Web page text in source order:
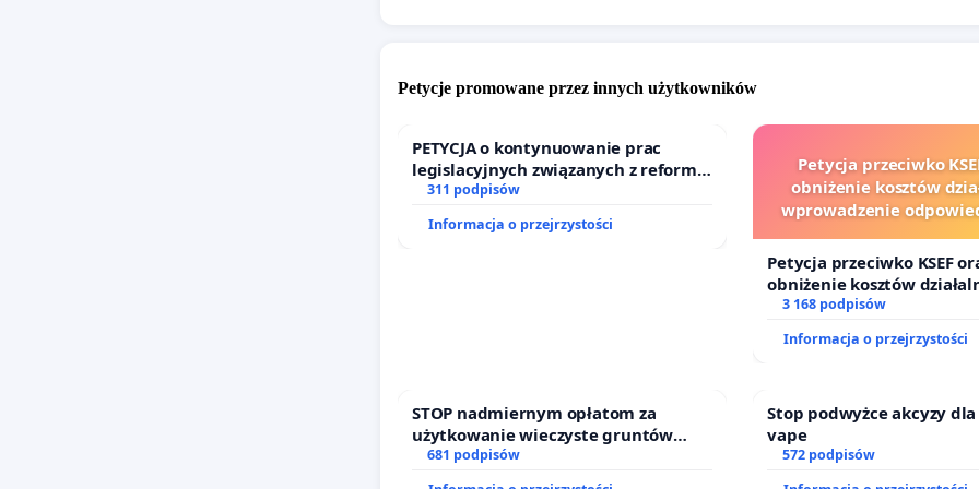
, temat jest Panu znany od samego
początku istnienia Zarządu Zieleni Miejskiej. Znany jest on również
, gdyż inicjatywa „Lasy
latach postulaty odnośnie zalesień w północnej części
Mistrzejowic. Od 2014 roku kiedy powstała inicjatywa „Lasy dla
Krakowa”, popierana przez 5,2 tysiące krakowian (tyle osób
Petycje promowane przez innych użytkowników
PETYCJA o kontynuowanie prac
legislacyjnych związanych z reformą
prawa rodzinnego
311 podpisów
Informacja o przejrzystości
Petycja przeciwko
obniżenie kosztów
wprowadzenie
i sędziów
Petycja przeciwko KSEF
obniżenie kosztów
wprowadzenie
sędziów
3 168 podpisów
Informacja o przejrzystości
STOP nadmiernym opłatom za
użytkowanie wieczyste gruntów
zajmowanych przez rodzinne ogrody
681 podpisów
Stop podwyżce akcyzy
vape
572 podpisów